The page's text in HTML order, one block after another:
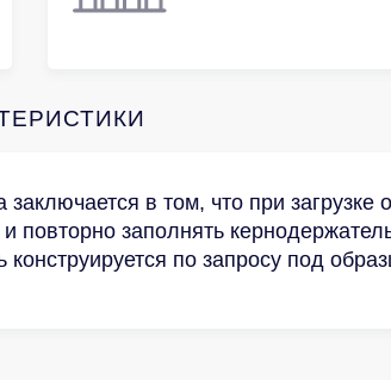
в том, что при
повторно заполнять
по запросу под